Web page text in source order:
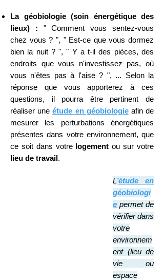
La géobiologie (soin énergétique des
lieux) :
" Comment vous sentez-vous
chez vous ? ", " Est-ce que vous dormez
bien la nuit ? ", " Y a t-il des pièces, des
endroits que vous n'investissez pas, où
vous n'êtes pas à l'aise ? ", ... Selon la
réponse que vous apporterez à ces
questions, il pourra être pertinent de
réaliser uneétude en géobiologieafin de
mesurer les perturbations énergétiques
présentes dans votre environnement, que
ce soit dans votre logementou sur votre
lieu de travail.
L'étude en
géobiologi
e permet de
vérifierdans
votre
environnem
ent (lieu de
vie ou
espace